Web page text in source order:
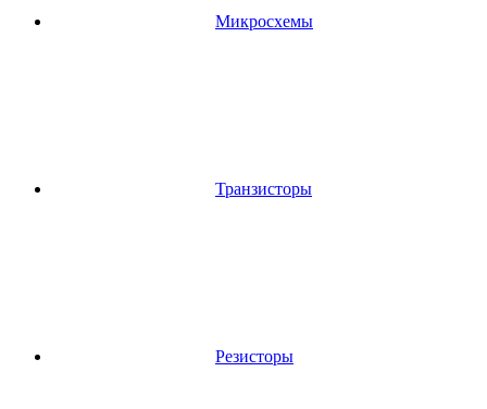
Микросхемы
Транзисторы
Резисторы